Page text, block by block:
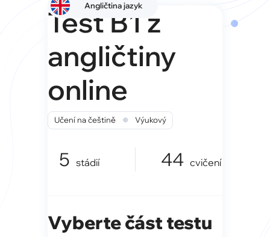
Angličtina jazyk
Test B1 z
angličtiny
online
Učení na češtině • Výukový
5 stádií 44 cvičení
Vyberte část testu